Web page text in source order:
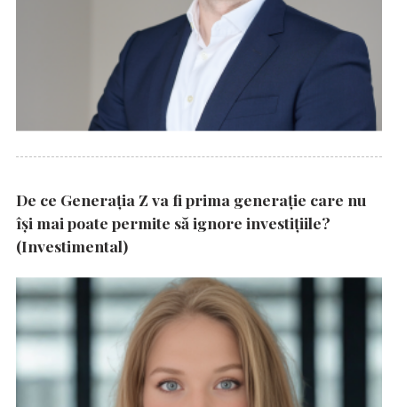
De ce Generația Z va fi prima generație care nu
își mai poate permite să ignore investițiile?
(Investimental)